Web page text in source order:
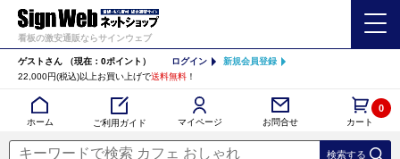
看板の激安通販ならサインウェブ
ゲストさん （現在：0ポイント） ログイン
新規会員登録
22,000円(税込)以上お買い上げで送料無料 ！
ホーム ご利用ガイド マイページ お問合せ カート
0